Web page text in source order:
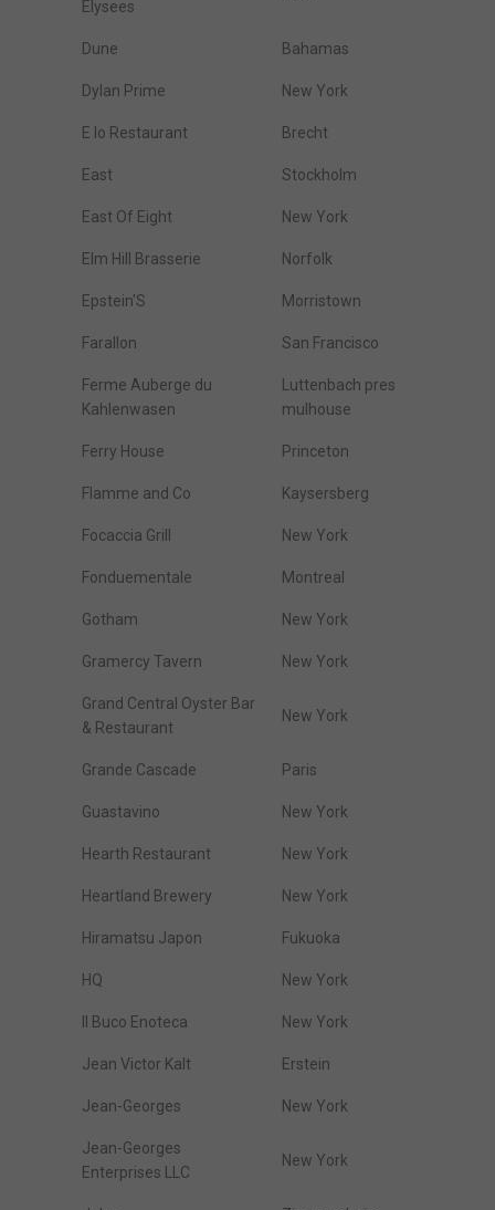
Elysees
Dune Bahamas
Dylan Prime New York
E Io Restaurant Brecht
East Stockholm
East Of Eight New York
Elm Hill Brasserie Norfolk
Epstein'S Morristown
Farallon San Francisco
Ferme Auberge du
Kahlenwasen
Luttenbach pres
mulhouse
Ferry House Princeton
Flamme and Co Kaysersberg
Focaccia Grill New York
Fonduementale Montreal
Gotham New York
Gramercy Tavern New York
Grand Central Oyster Bar
& Restaurant
New York
Grande Cascade Paris
Guastavino New York
Hearth Restaurant New York
Heartland Brewery New York
Hiramatsu Japon Fukuoka
HQ New York
Il Buco Enoteca New York
Jean Victor Kalt Erstein
Jean-Georges New York
Jean-Georges
Enterprises LLC
New York